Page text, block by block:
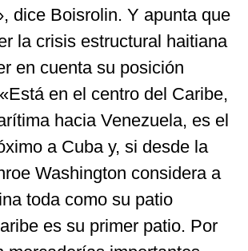
dice Boisrolin. Y apunta que
la crisis estructural haitiana
en cuenta su posición
en el centro del Caribe,
hacia Venezuela, es el
a Cuba y, si desde la
Washington considera a
toda como su patio
es su primer patio. Por